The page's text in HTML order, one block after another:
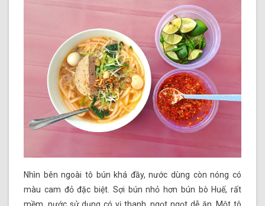
Nhìn bên ngoài tô bún khá đầy, nước dùng còn nóng có
màu cam đỏ đặc biệt. Sợi bún nhỏ hơn bún bò Huế, rất